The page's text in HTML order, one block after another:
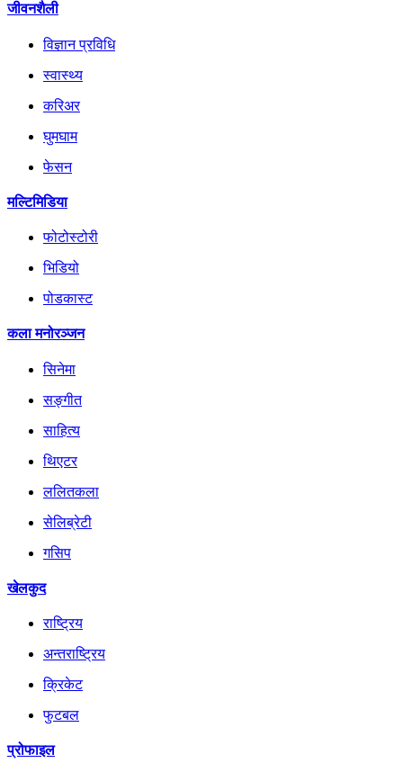
जीवनशैली
विज्ञान प्रविधि
स्वास्थ्य
करिअर
घुमघाम
फेसन
मल्टिमिडिया
फोटोस्टोरी
भिडियो
पोडकास्ट
कला मनोरञ्जन
सिनेमा
सङ्गीत
साहित्य
थिएटर
ललितकला
सेलिब्रेटी
गसिप
खेलकुद
राष्ट्रिय
अन्तराष्ट्रिय
क्रिकेट
फुटबल
प्रोफाइल